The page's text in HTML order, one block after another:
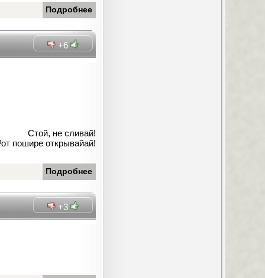
Подробнее
+6
Стой, не сливай!
пошире открывайай!
Подробнее
+3